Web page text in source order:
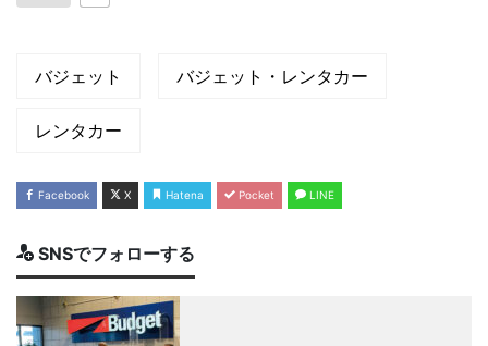
バジェット バジェット・レンタカー
レンタカー
Facebook X Hatena Pocket LINE
SNSでフォローする